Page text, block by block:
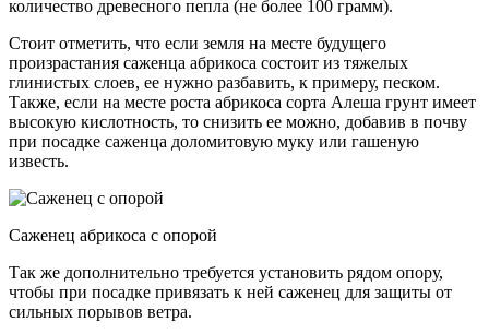
количество древесного пепла (не более 100 грамм).
Стоит отметить, что если земля на месте будущего
произрастания саженца абрикоса состоит из тяжелых
глинистых слоев, ее нужно разбавить, к примеру, песком.
Также, если на месте роста абрикоса сорта Алеша грунт имеет
высокую кислотность, то снизить ее можно, добавив в почву
при посадке саженца доломитовую муку или гашеную
известь.
Саженец абрикоса с опорой
Так же дополнительно требуется установить рядом опору,
чтобы при посадке привязать к ней саженец для защиты от
сильных порывов ветра.